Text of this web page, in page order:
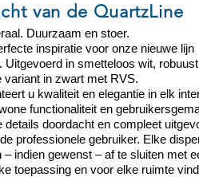
van de QuartzLine
Duurzaam en stoer.
inspiratie voor onze nieuwe lijn
Uitgevoerd in smetteloos wit, robuust
variant in zwart met RVS.
u kwaliteit en elegantie in elk
functionaliteit en
details doordacht en compleet
professionele gebruiker. Elke
– indien gewenst – af te sluiten met
toepassing en voor elke ruimte